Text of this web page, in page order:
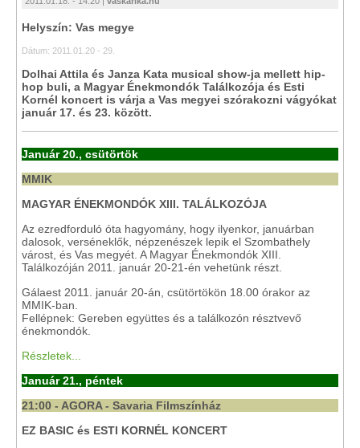
Helyszín: Vas megye
Dátum: 2011.01.20 - 29.
Dolhai Attila és Janza Kata musical show-ja mellett hip-
hop buli, a Magyar Énekmondók Találkozója és Esti
Kornél koncert is várja a Vas megyei szórakozni vágyókat
január 17. és 23. között.
Január 20., csütörtök
MMIK
MAGYAR ÉNEKMONDÓK XIII. TALÁLKOZÓJA
Az ezredforduló óta hagyomány, hogy ilyenkor, januárban
dalosok, verséneklők, népzenészek lepik el Szombathely
várost, és Vas megyét. A Magyar Énekmondók XIII.
Találkozóján 2011. január 20-21-én vehetünk részt.
Gálaest 2011. január 20-án, csütörtökön 18.00 órakor az
MMIK-ban.
Fellépnek: Gereben együttes és a találkozón résztvevő
énekmondók.
Részletek...
Január 21., péntek
21:00 - AGORA - Savaria Filmszínház
EZ BASIC és ESTI KORNÉL KONCERT